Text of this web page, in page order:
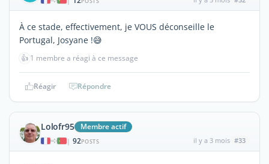
À ce stade, effectivement, je VOUS déconseille le
Portugal, Josyane !😅
👍 1 membre a réagi à ce message
Réagir Répondre
Lolofr95 Membre actif
| 92POSTS il y a 3 mois #33